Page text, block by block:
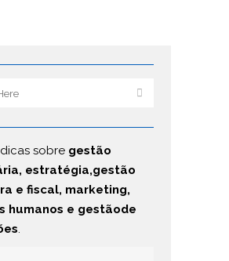
sobre gestão
estratégia,gestão
e fiscal, marketing,
humanos e gestãode
.